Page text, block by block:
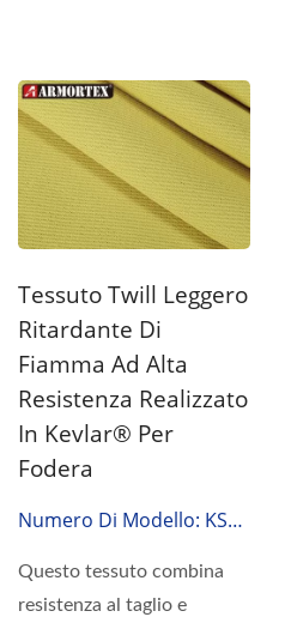
Tessuto Twill Leggero
Ritardante Di
Fiamma Ad Alta
Resistenza Realizzato
In Kevlar® Per
Fodera
Numero Di Modello: KSG-
Questo tessuto combina
resistenza al taglio e